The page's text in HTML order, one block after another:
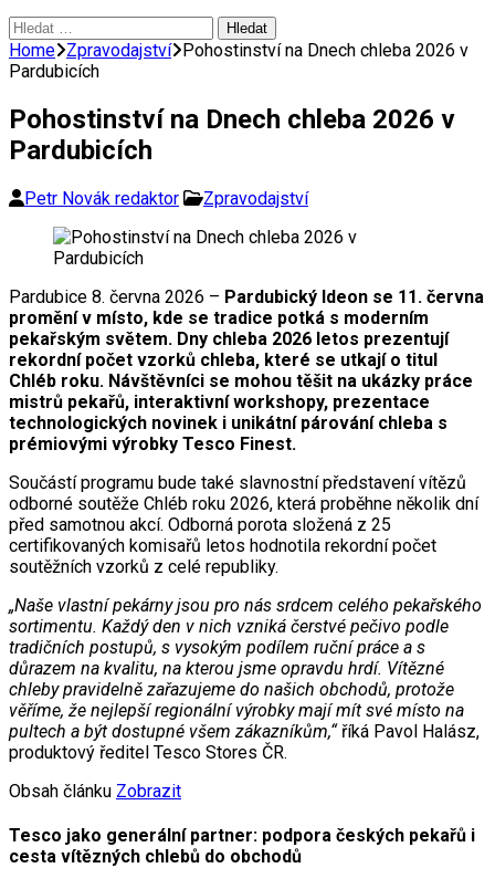
Vyhledávání
Home Zpravodajství Pohostinství na Dnech chleba 2026 v
Pardubicích
Pohostinství na Dnech chleba 2026 v
Pardubicích
Petr Novák redaktor Zpravodajství
Pardubice 8. června 2026 – Pardubický Ideon se 11. června
promění v místo, kde se tradice potká s moderním
pekařským světem. Dny chleba 2026 letos prezentují
rekordní počet vzorků chleba, které se utkají o titul
Chléb roku. Návštěvníci se mohou těšit na ukázky práce
mistrů pekařů, interaktivní workshopy, prezentace
technologických novinek i unikátní párování chleba s
prémiovými výrobky Tesco Finest.
Součástí programu bude také slavnostní představení vítězů
odborné soutěže Chléb roku 2026, která proběhne několik dní
před samotnou akcí. Odborná porota složená z 25
certifikovaných komisařů letos hodnotila rekordní počet
soutěžních vzorků z celé republiky.
„Naše vlastní pekárny jsou pro nás srdcem celého pekařského
sortimentu. Každý den v nich vzniká čerstvé pečivo podle
tradičních postupů, s vysokým podílem ruční práce a s
důrazem na kvalitu, na kterou jsme opravdu hrdí. Vítězné
chleby pravidelně zařazujeme do našich obchodů, protože
věříme, že nejlepší regionální výrobky mají mít své místo na
pultech a být dostupné všem zákazníkům,“ říká Pavol Halász,
produktový ředitel Tesco Stores ČR.
Obsah článku Zobrazit
Tesco jako generální partner: podpora českých pekařů i
cesta vítězných chlebů do obchodů